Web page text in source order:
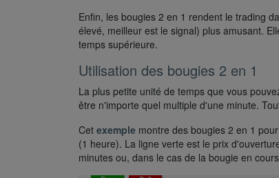
Enfin, les bougies 2 en 1 rendent le trading
élevé, meilleur est le signal) plus amusant.
temps supérieure.
Utilisation des bougies 2 en 1
La plus petite unité de temps que vous
être n'importe quel multiple d'une minute.
Cet exemple montre des bougies 2 en 1
(1 heure). La ligne verte est le prix
minutes ou, dans le cas de la bougie en